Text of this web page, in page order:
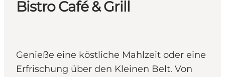
Bistro Café & Grill
Genieße eine köstliche Mahlzeit oder eine
Erfrischung über den Kleinen Belt. Von